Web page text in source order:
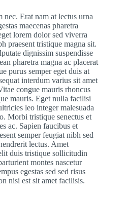
nec. Erat nam at lectus urna
maecenas pharetra
lorem dolor sed viverra
praesent tristique magna sit.
dignissim suspendisse
pharetra magna ac placerat
purus semper eget duis at
interdum varius sit amet
congue mauris rhoncus
mauris. Eget nulla facilisi
leo integer malesuada
Morbi tristique senectus et
ac. Sapien faucibus et
semper feugiat nibh sed
lectus. Amet
duis tristique sollicitudin
montes nascetur
egestas sed sed risus
nisi est sit amet facilisis.